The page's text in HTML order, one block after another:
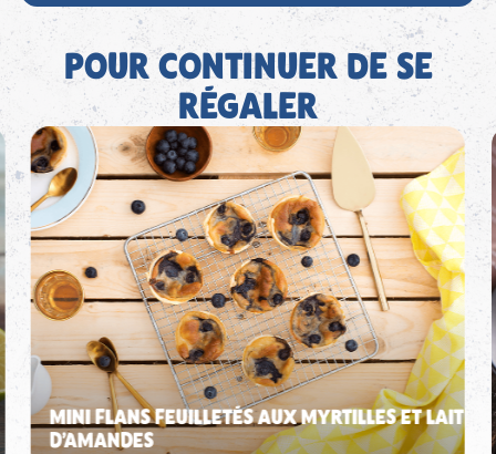
POUR CONTINUER DE SE
RÉGALER
MINI FLANS FEUILLETÉS AUX MYRTILLES ET LAIT
D’AMANDES